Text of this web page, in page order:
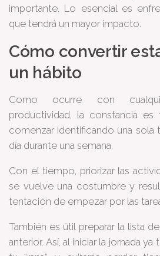
importante. Lo esencial es
que tendrá un mayor impacto.
Cómo convertir
un hábito
Como ocurre con
productividad, la constancia es
comenzar identificando una sola
día durante una semana.
Con el tiempo, priorizar las
se vuelve una costumbre y
tentación de empezar por las
También es útil preparar la lista
anterior. Así, al iniciar la jornada